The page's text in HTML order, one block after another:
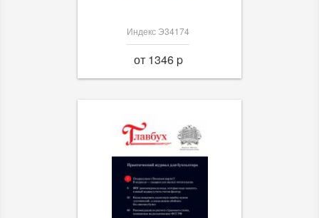
Индекс Э34174
от 1346 p